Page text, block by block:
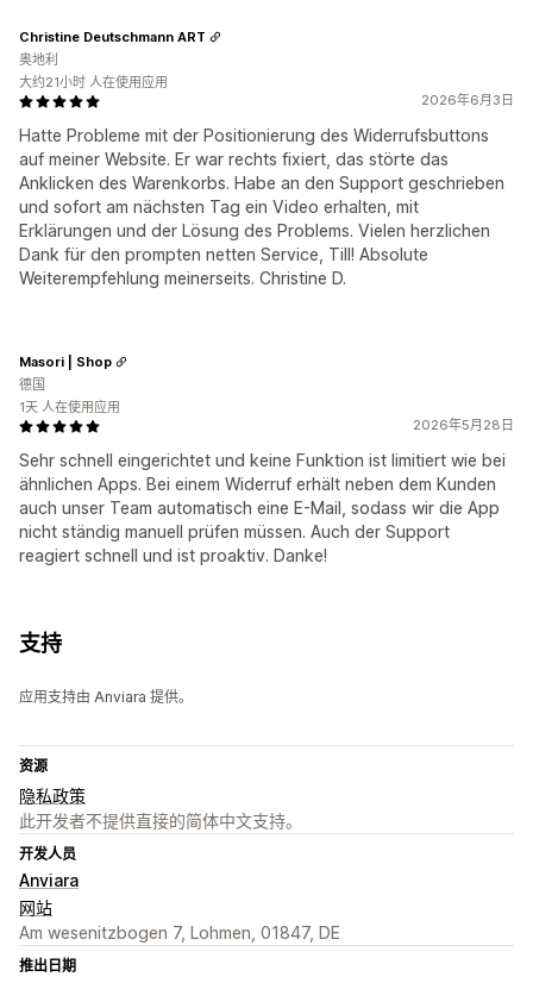
2026年6月3日
Hatte Probleme mit der Positionierung des Widerrufsbuttons
auf meiner Website. Er war rechts fixiert, das störte das
Anklicken des Warenkorbs. Habe an den Support geschrieben
und sofort am nächsten Tag ein Video erhalten, mit
Erklärungen und der Lösung des Problems. Vielen herzlichen
Dank für den prompten netten Service, Till! Absolute
Weiterempfehlung meinerseits. Christine D.
Christine Deutschmann ART
奥地利
大约21小时 人在使用应用
2026年5月28日
Sehr schnell eingerichtet und keine Funktion ist limitiert wie bei
ähnlichen Apps. Bei einem Widerruf erhält neben dem Kunden
auch unser Team automatisch eine E-Mail, sodass wir die App
nicht ständig manuell prüfen müssen. Auch der Support
reagiert schnell und ist proaktiv. Danke!
Masori | Shop
德国
1天 人在使用应用
支持
应用支持由 Anviara 提供。
资源
隐私政策
此开发者不提供直接的简体中文支持。
开发人员
Anviara
网站
Am wesenitzbogen 7, Lohmen, 01847, DE
推出日期